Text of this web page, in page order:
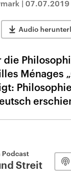
| 07.07.2019
Audio
Ménages
Podcast
Streit